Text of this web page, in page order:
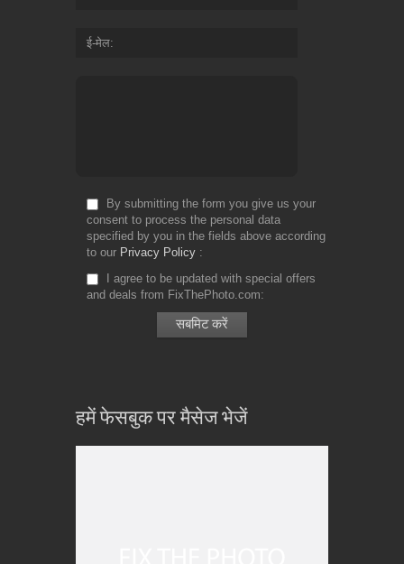
ई-मेल
By submitting the form you give us your
consent to process the personal data
specified by you in the fields above according
to our Privacy Policy
I agree to be updated with special offers
and deals from FixThePhoto.com
हमें फेसबुक पर मैसेज भेजें